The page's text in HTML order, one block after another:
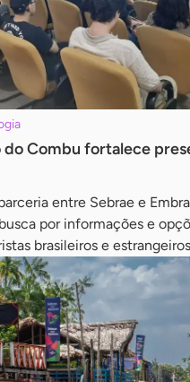
Combu fortalece
entre Sebrae e
por informações e
brasileiros e estrangeiros